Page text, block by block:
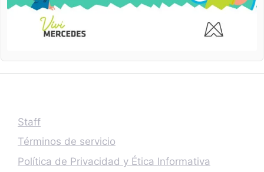
Staff
Términos de servicio
Política de Privacidad y Ética Informativa